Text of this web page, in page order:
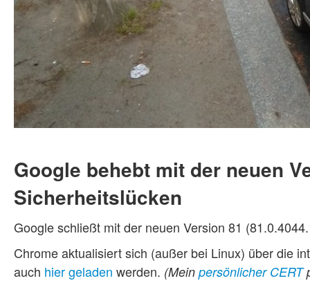
Google behebt mit der neuen
Sicherheitslücken
Google schließt mit der neuen Version 81
Chrome aktualisiert sich (außer bei Linux) über die
auch hier geladen werden. (Mein persönlicher CERT